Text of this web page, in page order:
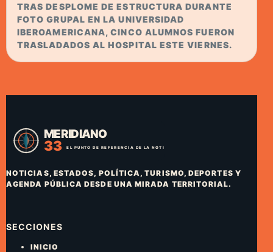
TRAS DESPLOME DE ESTRUCTURA DURANTE
FOTO GRUPAL EN LA UNIVERSIDAD
IBEROAMERICANA, CINCO ALUMNOS FUERON
TRASLADADOS AL HOSPITAL ESTE VIERNES.
NOTICIAS, ESTADOS, POLÍTICA, TURISMO, DEPORTES Y
AGENDA PÚBLICA DESDE UNA MIRADA TERRITORIAL.
SECCIONES
INICIO